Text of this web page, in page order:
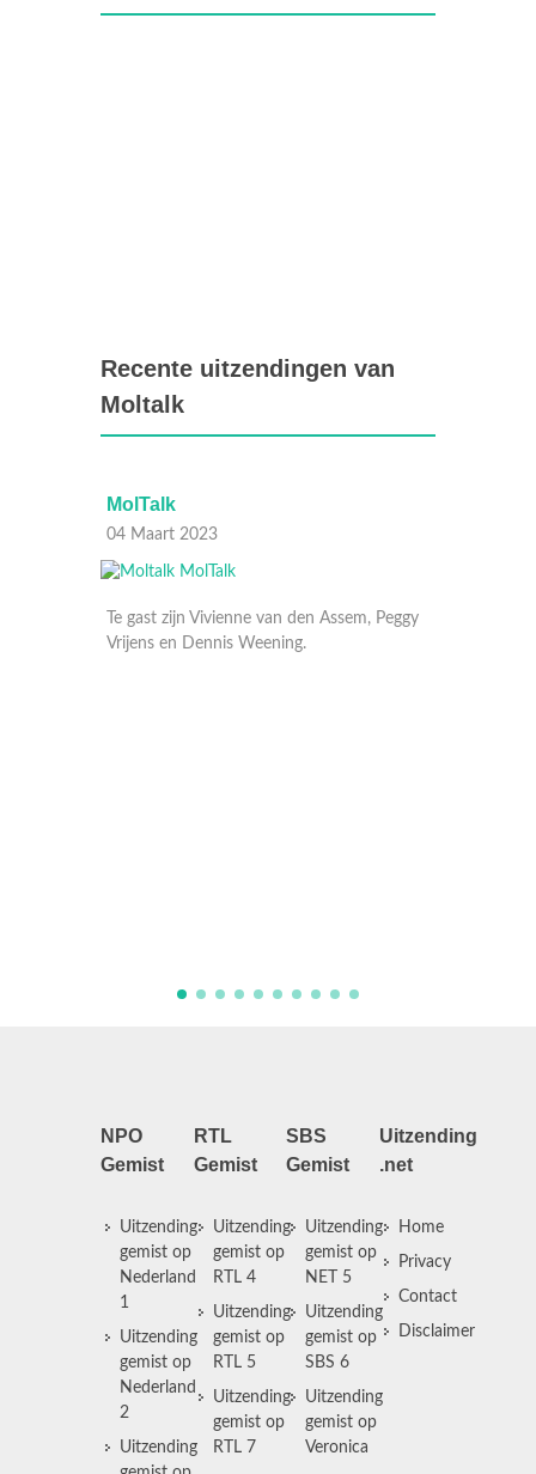
Recente uitzendingen van
Moltalk
MolTalk
04 Maart 2023
Te gast zijn Vivienne van den Assem, Peggy
Vrijens en Dennis Weening.
NPO
Gemist
Uitzending
gemist op
Nederland
1
Uitzending
gemist op
Nederland
2
Uitzending
RTL
Gemist
Uitzending
gemist op
RTL 4
Uitzending
gemist op
RTL 5
Uitzending
gemist op
RTL 7
SBS
Gemist
Uitzending
gemist op
NET 5
Uitzending
gemist op
SBS 6
Uitzending
gemist op
Veronica
Uitzending
.net
Home
Privacy
Contact
Disclaimer